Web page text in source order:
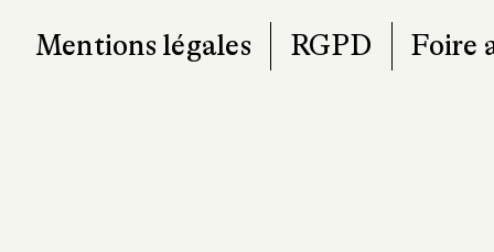
Mentions légales RGPD Foire